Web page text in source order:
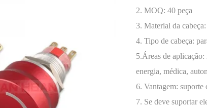
Caixa de controle de botão
de botão
2. MOQ: 40 peça
3. Material da
4. Tipo de cabeça:
5.Áreas de
energia, médica,
6. Vantagem: suporte
7. Se deve suportar